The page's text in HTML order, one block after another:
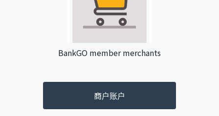
BankGO member merchants
商户账户